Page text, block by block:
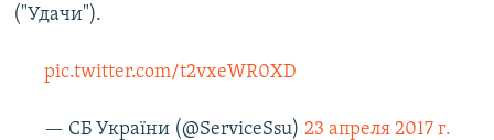
("Удачи").
pic.twitter.com/t2vxeWR0XD
— СБ України (@ServiceSsu) 23 апреля 2017 г.